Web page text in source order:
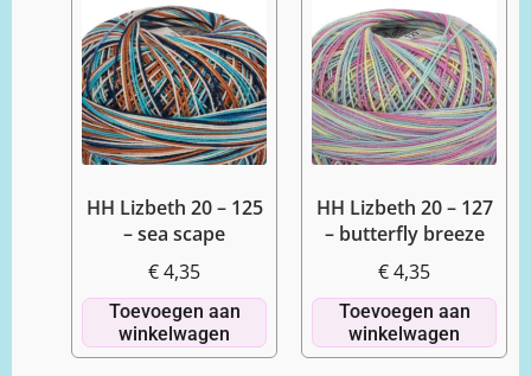
HH Lizbeth 20 – 125
– sea scape
€4,35
Toevoegen aan
winkelwagen
HH Lizbeth 20 – 127
– butterfly breeze
€4,35
Toevoegen aan
winkelwagen